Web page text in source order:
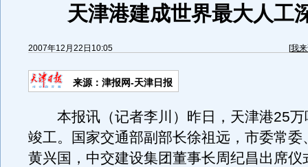
天津港建成世界最大人工
2007年12月22日10:05 [我
来源：津报网-天津日报
本报讯（记者李川）昨日，天津港25万
竣工。国家交通部副部长徐祖远，市委常委
黄兴国，中交建设集团董事长周纪昌出席仪